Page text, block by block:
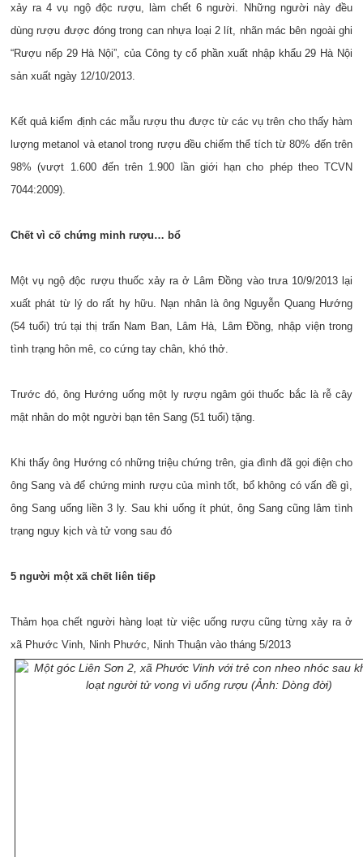
xảy ra 4 vụ ngộ độc rượu, làm chết 6 người. Những người này đều
dùng rượu được đóng trong can nhựa loại 2 lít, nhãn mác bên ngoài ghi
“Rượu nếp 29 Hà Nội”, của Công ty cổ phần xuất nhập khẩu 29 Hà Nội
sản xuất ngày 12/10/2013.
Kết quả kiểm định các mẫu rượu thu được từ các vụ trên cho thấy hàm
lượng metanol và etanol trong rượu đều chiếm thể tích từ 80% đến trên
98% (vượt 1.600 đến trên 1.900 lần giới hạn cho phép theo TCVN
7044:2009).
Chết vì cố chứng minh rượu… bổ
Một vụ ngộ độc rượu thuốc xảy ra ở Lâm Đồng vào trưa 10/9/2013 lại
xuất phát từ lý do rất hy hữu. Nạn nhân là ông Nguyễn Quang Hướng
(54 tuổi) trú tại thị trấn Nam Ban, Lâm Hà, Lâm Đồng, nhập viện trong
tình trạng hôn mê, co cứng tay chân, khó thở.
Trước đó, ông Hướng uống một ly rượu ngâm gói thuốc bắc là rễ cây
mật nhân do một người bạn tên Sang (51 tuổi) tặng.
Khi thấy ông Hướng có những triệu chứng trên, gia đình đã gọi điện cho
ông Sang và để chứng minh rượu của mình tốt, bổ không có vấn đề gì,
ông Sang uống liền 3 ly. Sau khi uống ít phút, ông Sang cũng lâm tình
trạng nguy kịch và tử vong sau đó
5 người một xã chết liên tiếp
Thảm họa chết người hàng loạt từ việc uống rượu cũng từng xảy ra ở
xã Phước Vinh, Ninh Phước, Ninh Thuận vào tháng 5/2013